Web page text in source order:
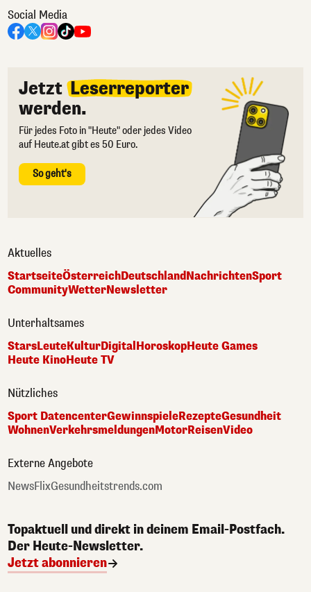
Social Media
Jetzt Leserreporter
werden.
Für jedes Foto in "Heute" oder jedes Video
auf Heute.at gibt es 50 Euro.
So geht's
Aktuelles
StartseiteÖsterreichDeutschlandNachrichtenSport
CommunityWetterNewsletter
Unterhaltsames
StarsLeuteKulturDigitalHoroskopHeute Games
Heute KinoHeute TV
Nützliches
Sport DatencenterGewinnspieleRezepteGesundheit
WohnenVerkehrsmeldungenMotorReisenVideo
Externe Angebote
NewsFlixGesundheitstrends.com
Topaktuell und direkt in deinem Email-Postfach.
Der Heute-Newsletter.
Jetzt abonnieren